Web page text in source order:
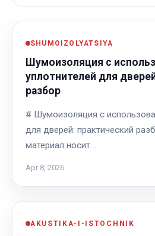
SHUMOIZOLYATSIYA
Шумоизоляция с
уплотнителей для
разбор
# Шумоизоляция с
для дверей: практический
материал носит…
Apr 8, 2026
AKUSTIKA-I-ISTOCHNIK